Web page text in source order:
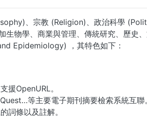
、宗教 (Religion)、政治科學
物學、商業與管理、傳統研究、歷史
Epidemiology) ，其特色如下：
援OpenURL。
等主要電子期刊摘要檢索系統互聯。
詞條以及註解。